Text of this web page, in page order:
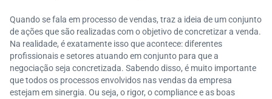
Quando se fala em processo de vendas, traz a ideia de um conjunto
de ações que são realizadas com o objetivo de concretizar a venda.
Na realidade, é exatamente isso que acontece: diferentes
profissionais e setores atuando em conjunto para que a
negociação seja concretizada. Sabendo disso, é muito importante
que todos os processos envolvidos nas vendas da empresa
estejam em sinergia. Ou seja, o rigor, o compliance e as boas